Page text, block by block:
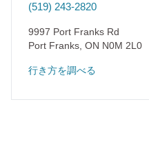
(519) 243-2820
9997 Port Franks Rd
Port Franks ON N0M 2L0
行き方を調べる